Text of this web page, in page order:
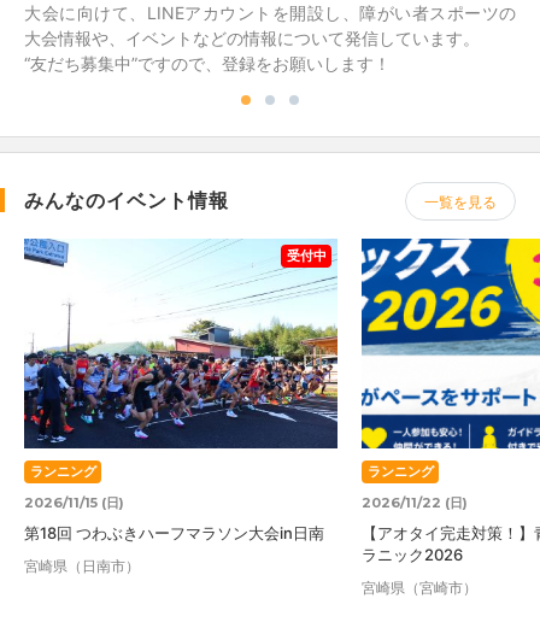
大会に向けて、LINEアカウントを開設し、障がい者スポーツの
大会情報や、イベントなどの情報について発信しています。
“友だち募集中”ですので、登録をお願いします！
みんなのイベント情報 一覧を見る
受付中
ランニング
2026/11/15 (日)
第18回 つわぶきハーフマラソン大会in日南
宮崎県（日南市）
ランニング
2026/11/22 (日)
【アオタイ完走対策！
ラニック2026
宮崎県（宮崎市）